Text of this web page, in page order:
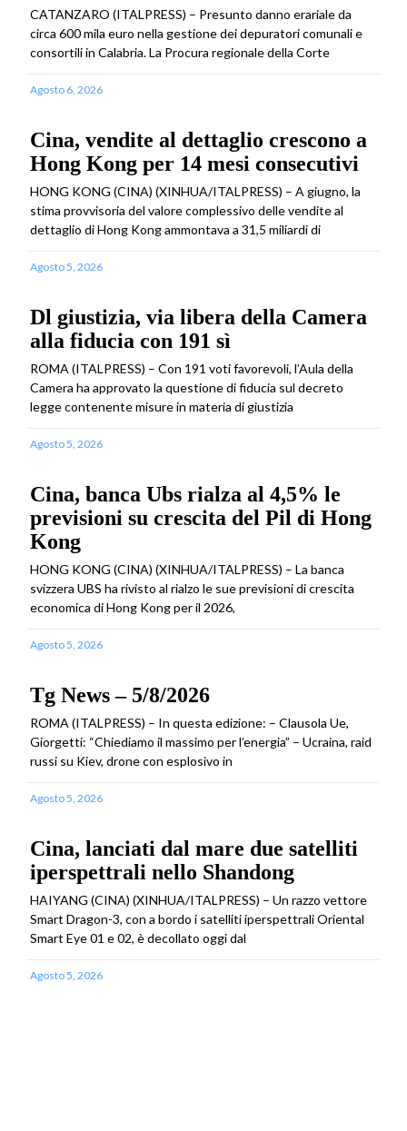
CATANZARO (ITALPRESS) – Presunto danno erariale da
circa 600 mila euro nella gestione dei depuratori comunali e
consortili in Calabria. La Procura regionale della Corte
Agosto 6, 2026
Cina, vendite al dettaglio crescono a
Hong Kong per 14 mesi consecutivi
HONG KONG (CINA) (XINHUA/ITALPRESS) – A giugno, la
stima provvisoria del valore complessivo delle vendite al
dettaglio di Hong Kong ammontava a 31,5 miliardi di
Agosto 5, 2026
Dl giustizia, via libera della Camera
alla fiducia con 191 sì
ROMA (ITALPRESS) – Con 191 voti favorevoli, l’Aula della
Camera ha approvato la questione di fiducia sul decreto
legge contenente misure in materia di giustizia
Agosto 5, 2026
Cina, banca Ubs rialza al 4,5% le
previsioni su crescita del Pil di Hong
Kong
HONG KONG (CINA) (XINHUA/ITALPRESS) – La banca
svizzera UBS ha rivisto al rialzo le sue previsioni di crescita
economica di Hong Kong per il 2026,
Agosto 5, 2026
Tg News – 5/8/2026
ROMA (ITALPRESS) – In questa edizione: – Clausola Ue,
Giorgetti: “Chiediamo il massimo per l’energia” – Ucraina, raid
russi su Kiev, drone con esplosivo in
Agosto 5, 2026
Cina, lanciati dal mare due satelliti
iperspettrali nello Shandong
HAIYANG (CINA) (XINHUA/ITALPRESS) – Un razzo vettore
Smart Dragon-3, con a bordo i satelliti iperspettrali Oriental
Smart Eye 01 e 02, è decollato oggi dal
Agosto 5, 2026